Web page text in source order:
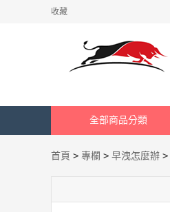
收藏
全部商品分類
首頁 > 專欄 > 早洩怎麼辦 >